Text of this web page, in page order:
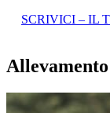
SCRIVICI – IL